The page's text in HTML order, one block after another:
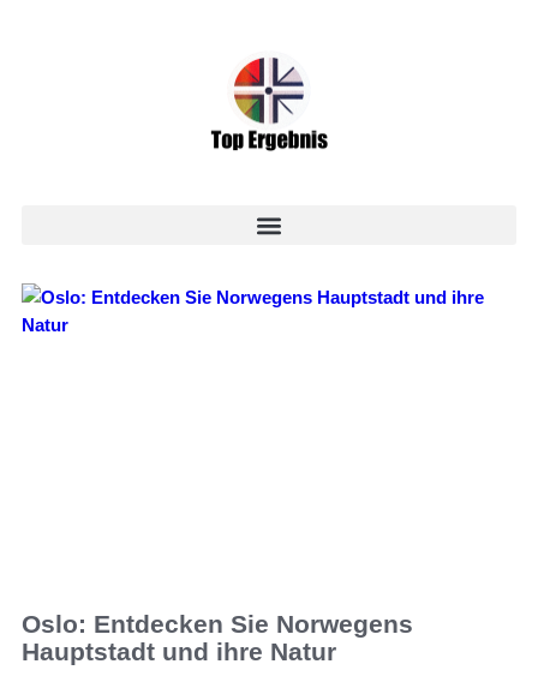
Oslo: Entdecken Sie Norwegens
Hauptstadt und ihre Natur